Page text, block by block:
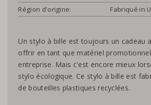
Région d'origine:
Fabriqué in
Un stylo à bille est toujours un cadeau
offrir en tant que matériel
entreprise. Mais c'est encore mieux
stylo écologique. Ce stylo à bille est
de bouteilles plastiques recyclées.